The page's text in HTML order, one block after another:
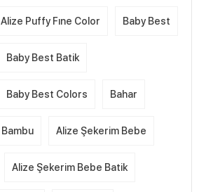
Alize Puffy Fıne Color Baby Best
Baby Best Batik
Baby Best Colors Bahar
Bambu Alize Şekerim Bebe
Alize Şekerim Bebe Batik